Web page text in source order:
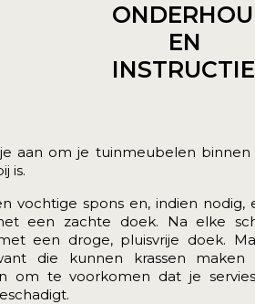
EN
aan om je tuinmeubelen
is.
vochtige spons en, indien
een zachte doek. Na elke
een droge, pluisvrije doek.
die kunnen krassen
om te voorkomen dat je